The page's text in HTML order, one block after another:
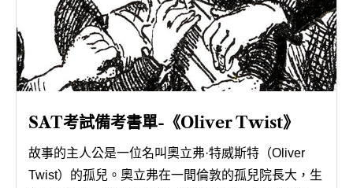
SAT考試備考書單-《Oliver Twist》
故事的主人公是一位名叫奧立弗·特威斯特（Oliver
Twist）的孤兒。奧立弗在一間倫敦的孤兒院長大，生